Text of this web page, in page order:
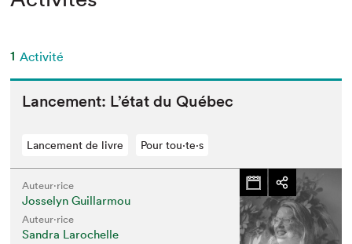
1 Activité
Lance­ment: L’é­tat du Québec
Lancement de livre Pour tou⋅te⋅s
Auteur·rice
Josselyn Guillarmou
Auteur·rice
Sandra Larochelle